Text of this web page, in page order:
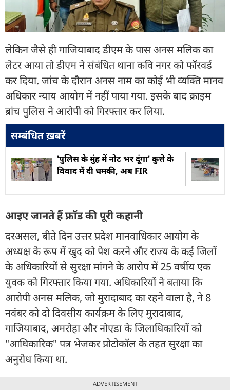
लेकिन जैसे ही गाजियाबाद डीएम के पास अनस मलिक का
लेटर आया तो डीएम ने संबंधित थाना कवि नगर को फॉरवर्ड
कर दिया. जांच के दौरान अनस नाम का कोई भी व्यक्ति मानव
अधिकार न्याय आयोग में नहीं पाया गया. इसके बाद क्राइम
ब्रांच पुलिस ने आरोपी को गिरफ्तार कर लिया.
सम्बंधित ख़बरें
'पुलिस के मुंह में नोट भर दूंगा' कुत्ते के
विवाद में दी धमकी, अब FIR
आइए जानते हैं फ्रॉड की पूरी कहानी
दरअसल, बीते दिन उत्तर प्रदेश मानवाधिकार आयोग के
अध्यक्ष के रूप में खुद को पेश करने और राज्य के कई जिलों
के अधिकारियों से सुरक्षा मांगने के आरोप में 25 वर्षीय एक
युवक को गिरफ्तार किया गया. अधिकारियों ने बताया कि
आरोपी अनस मलिक, जो मुरादाबाद का रहने वाला है, ने 8
नवंबर को दो दिवसीय कार्यक्रम के लिए मुरादाबाद,
गाजियाबाद, अमरोहा और नोएडा के जिलाधिकारियों को
"आधिकारिक" पत्र भेजकर प्रोटोकॉल के तहत सुरक्षा का
अनुरोध किया था.
ADVERTISEMENT